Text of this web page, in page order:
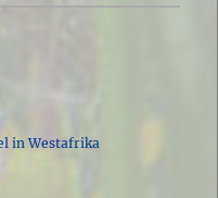
in Westafrika